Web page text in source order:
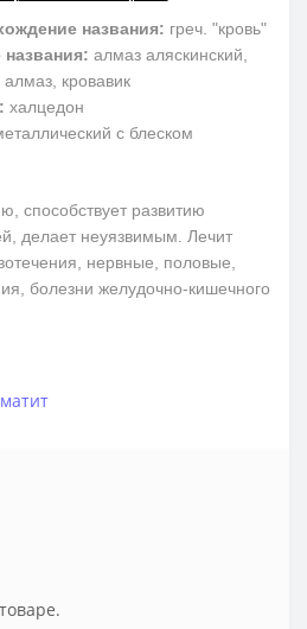
названия: греч. "кровь"
названия: алмаз аляскинский,
кровавик
халцедон
с блеском
способствует развитию
делает неуязвимым. Лечит
нервные, половые,
болезни желудочно-кишечного